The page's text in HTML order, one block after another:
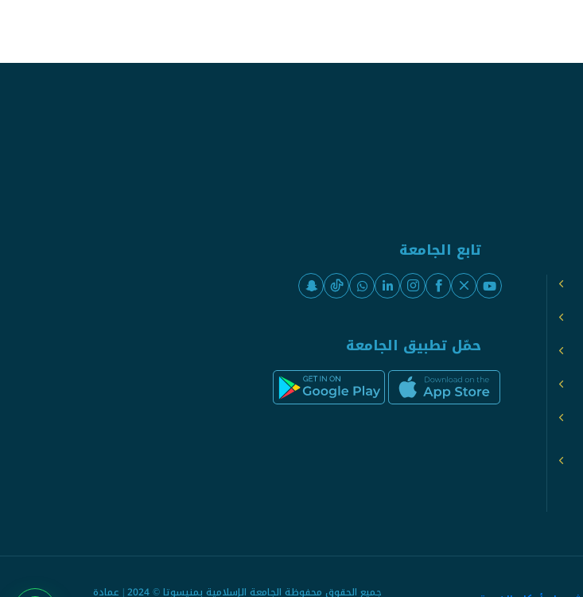
تابع الجامعة
حمّل تطبيق الجامعة
جميع الحقوق محفوظة الجامعة الإسلامية بمنيسوتا © 2024 | عمادة